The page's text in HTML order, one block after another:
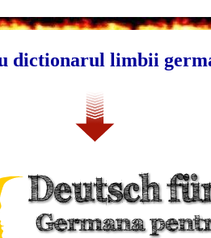
dictionarul limbii